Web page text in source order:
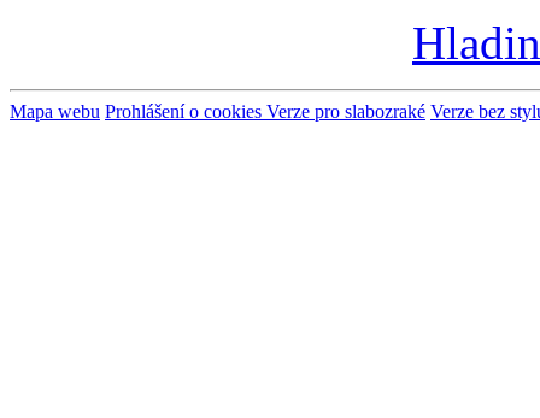
Mapa webu Prohlášení o cookies Verze pro slabozraké Verze bez